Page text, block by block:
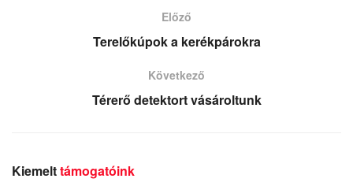
Előző
Terelőkúpok a kerékpárokra
Következő
Térerő detektort vásároltunk
Kiemelttámogatóink